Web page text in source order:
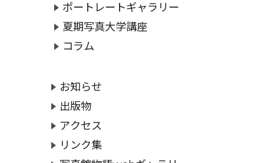
ポートレートギャラリー
夏期写真大学講座
コラム
お知らせ
出版物
アクセス
リンク集